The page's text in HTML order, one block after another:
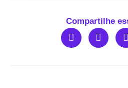
Compartilhe